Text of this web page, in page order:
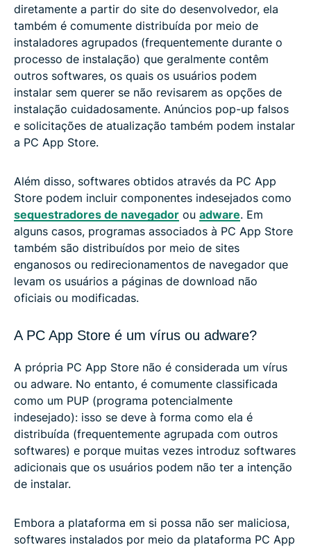
diretamente a partir do site do desenvolvedor, ela
também é comumente distribuída por meio de
instaladores agrupados (frequentemente durante o
processo de instalação) que geralmente contêm
outros softwares, os quais os usuários podem
instalar sem querer se não revisarem as opções de
instalação cuidadosamente. Anúncios pop-up falsos
e solicitações de atualização também podem instalar
a PC App Store.
Além disso, softwares obtidos através da PC App
Store podem incluir componentes indesejados como
sequestradores de navegador ou adware. Em
alguns casos, programas associados à PC App Store
também são distribuídos por meio de sites
enganosos ou redirecionamentos de navegador que
levam os usuários a páginas de download não
oficiais ou modificadas.
A PC App Store é um vírus ou adware?
A própria PC App Store não é considerada um vírus
ou adware. No entanto, é comumente classificada
como um PUP (programa potencialmente
indesejado): isso se deve à forma como ela é
distribuída (frequentemente agrupada com outros
softwares) e porque muitas vezes introduz softwares
adicionais que os usuários podem não ter a intenção
de instalar.
Embora a plataforma em si possa não ser maliciosa,
softwares instalados por meio da plataforma PC App